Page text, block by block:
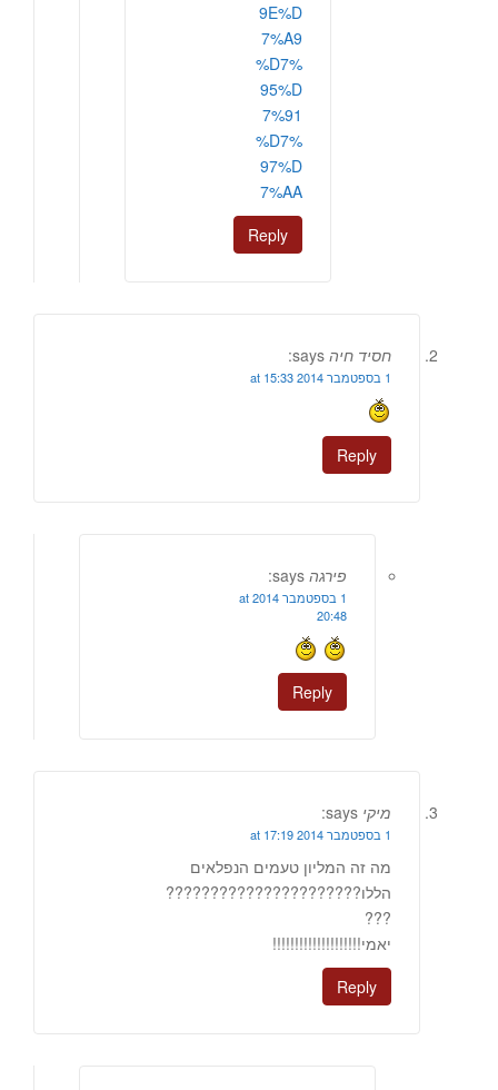
9E%D
7%A9
%D7%
95%D
7%91
%D7%
97%D
7%AA
Reply
חסיד חיה says:
1 בספטמבר 2014 at 15:33
Reply
פירגה says:
1 בספטמבר 2014 at
20:48
Reply
מיקי says:
1 בספטמבר 2014 at 17:19
מה זה המליון טעמים הנפלאים
הללו??????????????????????
???
יאמי!!!!!!!!!!!!!!!!!!!!
Reply